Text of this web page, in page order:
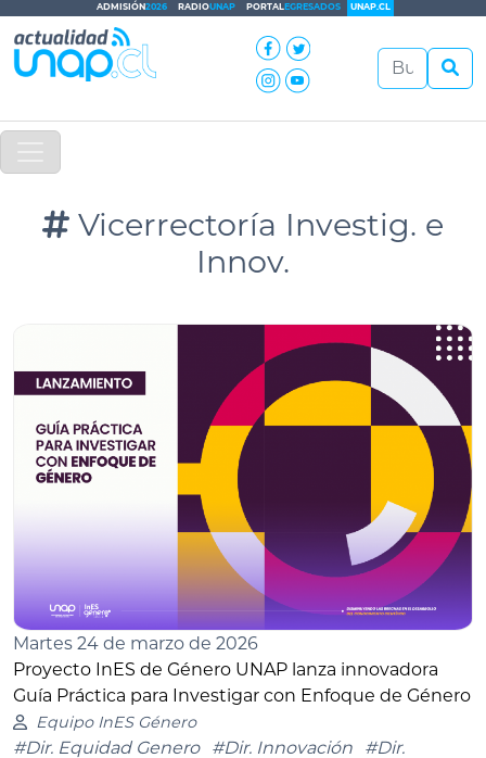
ADMISIÓN2026 RADIOUNAP PORTALEGRESADOS UNAP.CL
Vicerrectoría Investig. e
Innov.
Martes 24 de marzo de 2026
Proyecto InES de Género UNAP lanza innovadora
Guía Práctica para Investigar con Enfoque de Género
Equipo InES Género
#Dir. Equidad Genero #Dir. Innovación
#Dir.